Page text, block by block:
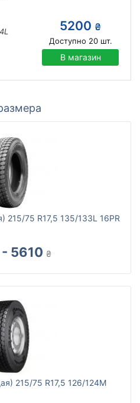
5200 ₴
Доступно 20шт.
В магазин
215/75 R17,5 135/133L 16PR
5610 ₴
215/75 R17,5 126/124M